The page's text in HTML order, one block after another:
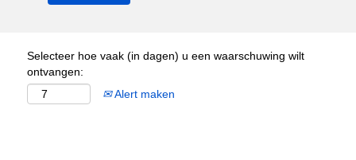
Selecteer hoe vaak (in dagen) u een waarschuwing wilt
ontvangen:
Alert maken